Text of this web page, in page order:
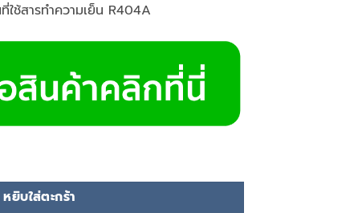
ใช้สารทำความเย็น R404A
ชิ้น
หยิบใส่ตะกร้า